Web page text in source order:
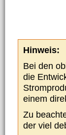
Hinweis:
Bei den
die
einem
Zu
der viel